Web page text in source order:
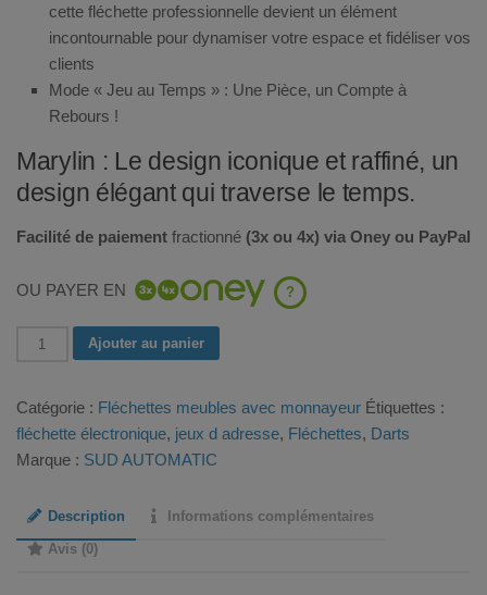
cette fléchette professionnelle devient un élément
incontournable pour dynamiser votre espace et fidéliser vos
clients
Mode « Jeu au Temps » : Une Pièce, un Compte à
Rebours !
Marylin : Le design iconique et raffiné, un
design élégant qui traverse le temps.
Facilité de paiement fractionné (3x ou 4x) via Oney ou PayPal
OU PAYER EN ?
quantité
Dart
Pro,
modèle
cible
Lit
Ajouter au panier
Catégorie : Fléchettes meubles avec monnayeur Étiquettes :
fléchette électronique, jeux d adresse, Fléchettes, Darts
Marque : SUD AUTOMATIC
Description
Informations complémentaires
Avis (0)